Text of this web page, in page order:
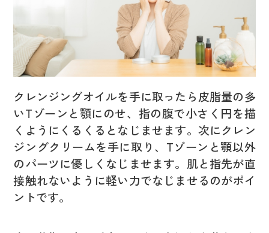
クレンジングオイルを手に取ったら皮脂量の多
いTゾーンと顎にのせ、指の腹で小さく円を描
くようにくるくるとなじませます。次にクレン
ジングクリームを手に取り、Tゾーンと顎以外
のパーツに優しくなじませます。肌と指先が直
接触れないように軽い力でなじませるのがポイ
ントです。